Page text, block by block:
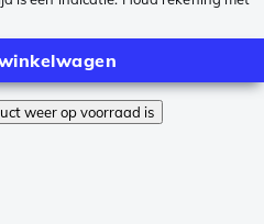
weer op voorraad is